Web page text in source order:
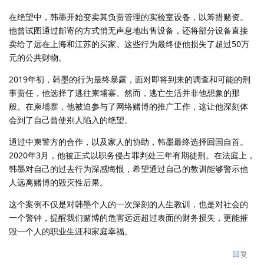
在绝望中，韩墨开始变卖其负责管理的实验室设备，以筹措赌资。
他曾试图通过邮寄的方式悄无声息地出售设备，还将部分设备直接
卖给了远在上海和江苏的买家。这些行为最终使他损失了超过50万
元的公共财物。
2019年初，韩墨的行为最终暴露，面对即将到来的调查和可能的刑
事责任，他选择了逃往柬埔寨。然而，逃亡生活并非他想象的那
般。在柬埔寨，他被迫参与了网络赌博的推广工作，这让他深刻体
会到了自己曾使别人陷入的绝望。
通过中柬警方的合作，以及家人的协助，韩墨最终选择回国自首。
2020年3月，他被正式以职务侵占罪判处三年有期徒刑。在法庭上，
韩墨对自己的过去行为深感悔恨，希望通过自己的教训能够警示他
人远离赌博的毁灭性后果。
这个案例不仅是对韩墨个人的一次深刻的人生教训，也是对社会的
一个警钟，提醒我们赌博的危害远远超过表面的财务损失，更能摧
毁一个人的职业生涯和家庭幸福。
回复